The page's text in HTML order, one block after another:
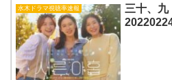
水木ドラマ視聴率速報
三十、